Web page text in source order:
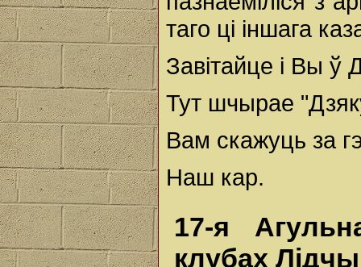
таго ці іншага
Завітайце і Вы ў
Тут шчырае
Вам скажуць за
Наш кар.
17-я
клубах